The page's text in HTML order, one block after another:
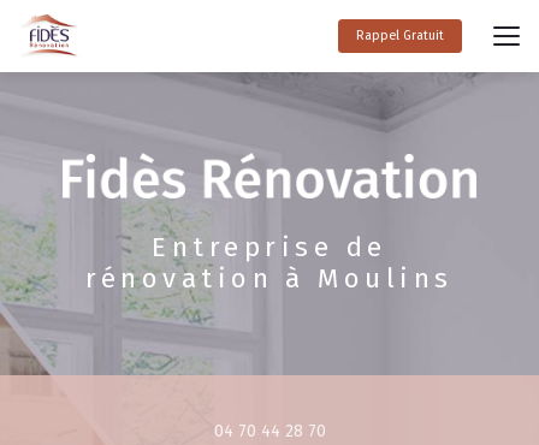
Aller
contenu
Rappel Gratuit
Entreprise de
rénovation à Moulins
04 70 44 28 70